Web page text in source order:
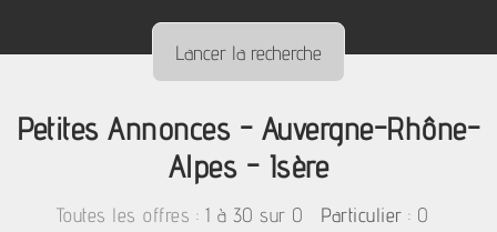
Petites Annonces - Auvergne-Rhône-
Alpes - Isère
Toutes les offres : 1 à 30 sur 0 Particulier : 0